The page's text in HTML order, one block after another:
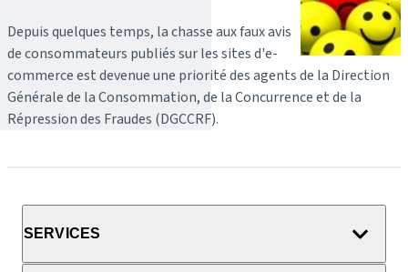
Depuis quelques temps, la chasse aux faux avis
de consommateurs publiés sur les sites d'e-
commerce est devenue une priorité des agents de la Direction
Générale de la Consommation, de la Concurrence et de la
Répression des Fraudes (DGCCRF).
SERVICES